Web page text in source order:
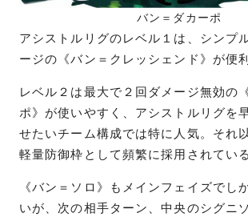
バン＝ダカーポ
アシストルリグのレベル１は、シンプ
ージの《バン＝クレッシェンド》が便利
レベル２は最大で２回ダメージ無効の
ポ》が使いやすく、アシストルリグを
せたいチーム構成では特に人気。それ
軽量防御枠として頻繁に採用されている
《バン＝ソロ》もメインフェイズでし
いが、次の相手ターン、中央のシグニ